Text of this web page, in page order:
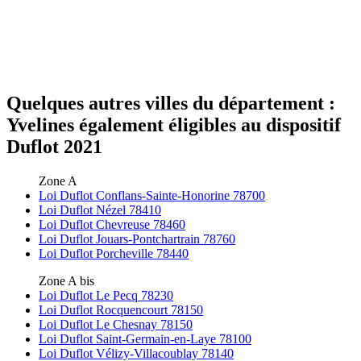
Quelques autres villes du département :
Yvelines également éligibles au dispositif
Duflot 2021
Zone A
Loi Duflot Conflans-Sainte-Honorine 78700
Loi Duflot Nézel 78410
Loi Duflot Chevreuse 78460
Loi Duflot Jouars-Pontchartrain 78760
Loi Duflot Porcheville 78440
Zone A bis
Loi Duflot Le Pecq 78230
Loi Duflot Rocquencourt 78150
Loi Duflot Le Chesnay 78150
Loi Duflot Saint-Germain-en-Laye 78100
Loi Duflot Vélizy-Villacoublay 78140